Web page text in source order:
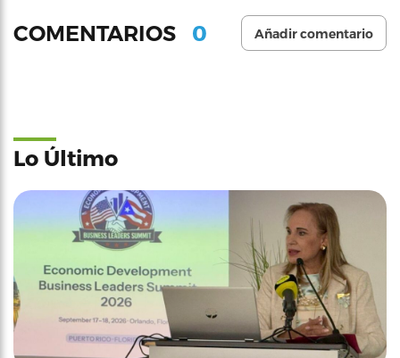
COMENTARIOS 0 Añadir comentario
Lo Último